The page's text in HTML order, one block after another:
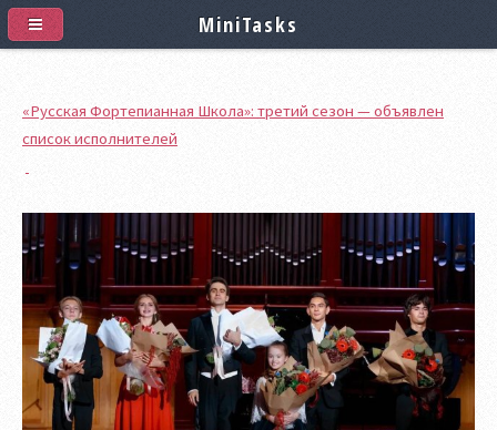
«Русская Фортепианная Школа»: третий сезон — объявлен
список исполнителей
MiniTasks